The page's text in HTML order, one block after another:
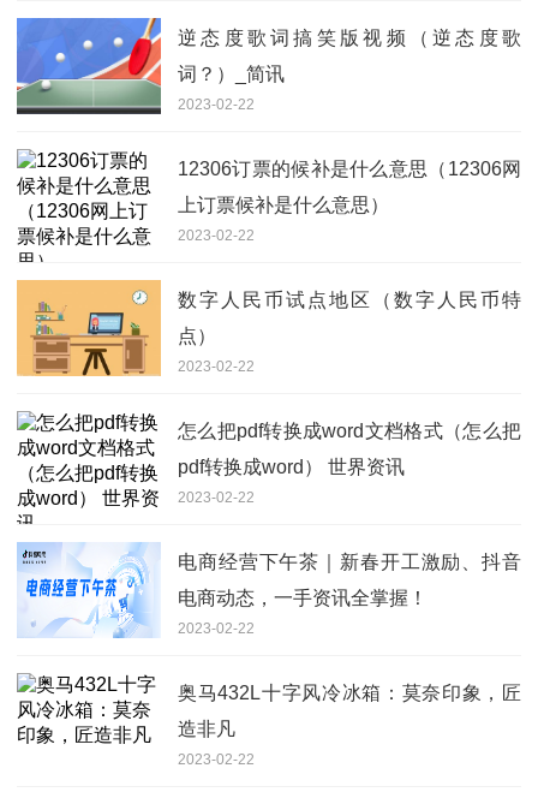
逆态度歌词搞笑版视频（逆态度歌
词？）_简讯
2023-02-22
12306订票的候补是什么意思（12306网
上订票候补是什么意思）
2023-02-22
数字人民币试点地区（数字人民币特
点）
2023-02-22
怎么把pdf转换成word文档格式（怎么把
pdf转换成word） 世界资讯
2023-02-22
电商经营下午茶｜新春开工激励、抖音
电商动态，一手资讯全掌握！
2023-02-22
奥马432L十字风冷冰箱：莫奈印象，匠
造非凡
2023-02-22